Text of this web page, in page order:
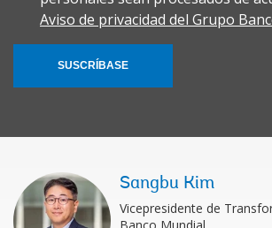
Aviso de privacidad del Grupo
SUSCRÍBASE
Sangbu Kim
Vicepresidente de